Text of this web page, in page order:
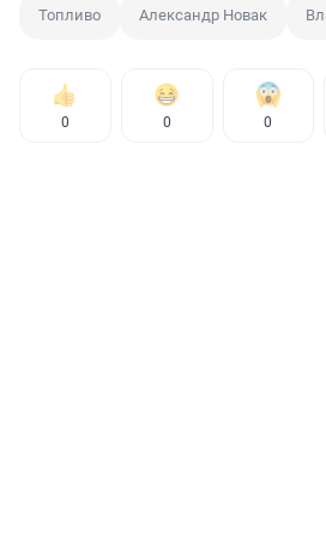
Топливо Александр Новак
0 0 0